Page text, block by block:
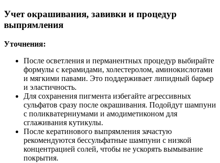
Учет окрашивания, завивки и процедур
выпрямления
Уточнения:
После осветления и перманентных процедур выбирайте
формулы с керамидами, холестеролом, аминокислотами
и мягкими павами. Это поддерживает липидный барьер
и эластичность.
Для сохранения пигмента избегайте агрессивных
сульфатов сразу после окрашивания. Подойдут шампуни
с поликватерниумами и амодиметиконом для
сглаживания кутикулы.
После кератинового выпрямления зачастую
рекомендуются бессульфатные шампуни с низкой
концентрацией солей, чтобы не ускорять вымывание
покрытия.